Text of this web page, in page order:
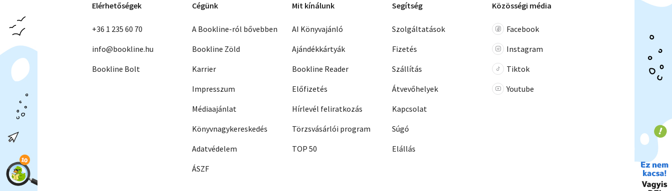
Elérhetőségek
+36 1 235 60 70
info@bookline.hu
Bookline Bolt
Cégünk
A Bookline-ról bővebben
Bookline Zöld
Karrier
Impresszum
Médiaajánlat
Könyvnagykereskedés
Adatvédelem
ÁSZF
Mit kínálunk
AI Könyvajánló
Ajándékkártyák
Bookline Reader
Előfizetés
Hírlevél feliratkozás
Törzsvásárlói program
TOP 50
Segítség
Szolgáltatások
Fizetés
Szállítás
Átvevőhelyek
Kapcsolat
Súgó
Elállás
Közösségi média
Facebook
Instagram
Tiktok
Youtube